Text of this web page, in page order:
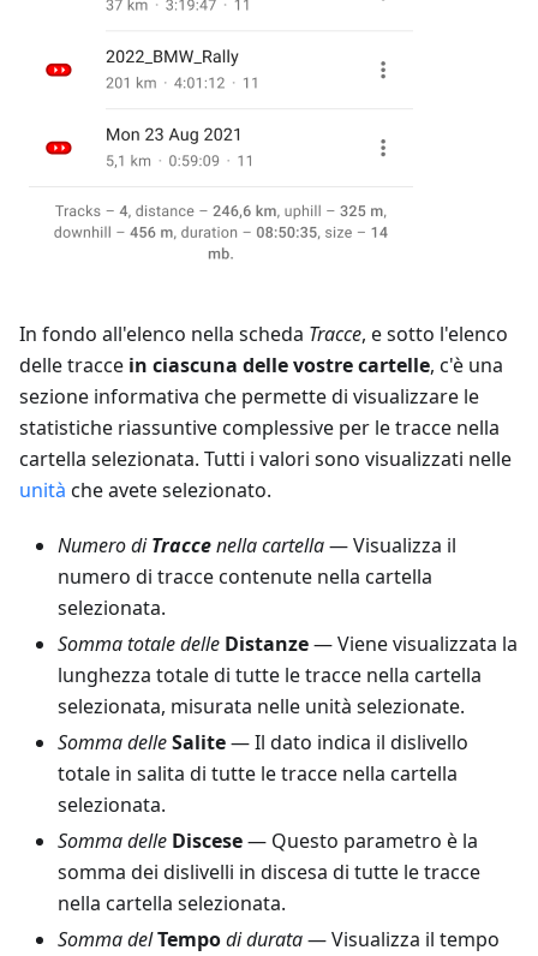
In fondo all'elenco nella scheda Tracce, e sotto l'elenco
delle tracce in ciascuna delle vostre cartelle, c'è una
sezione informativa che permette di visualizzare le
statistiche riassuntive complessive per le tracce nella
cartella selezionata. Tutti i valori sono visualizzati nelle
unità che avete selezionato.
Numero diTraccenella cartella— Visualizza il
numero di tracce contenute nella cartella
selezionata.
Somma totale delle Distanze— Viene visualizzata la
lunghezza totale di tutte le tracce nella cartella
selezionata, misurata nelle unità selezionate.
Somma delleSalite— Il dato indica il dislivello
totale in salita di tutte le tracce nella cartella
selezionata.
Somma delle Discese— Questo parametro è la
somma dei dislivelli in discesa di tutte le tracce
nella cartella selezionata.
Somma delTempodi durata— Visualizza il tempo